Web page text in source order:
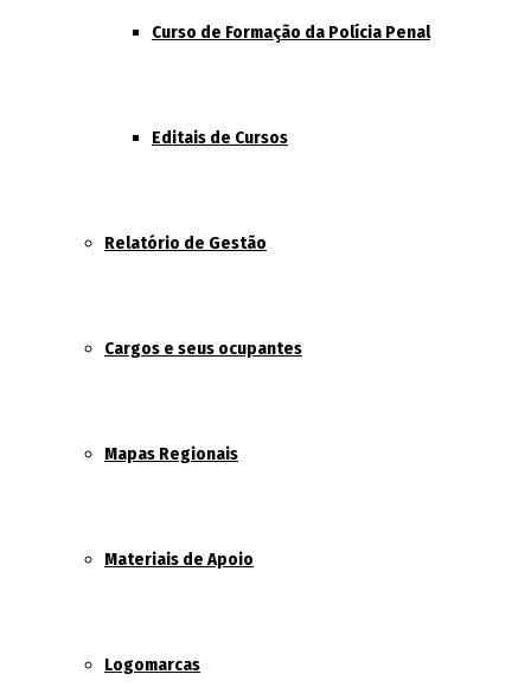
Curso de Formação da Polícia Penal
Editais de Cursos
Relatório de Gestão
Cargos e seus ocupantes
Mapas Regionais
Materiais de Apoio
Logomarcas